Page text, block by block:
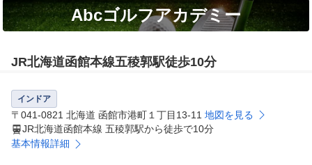
Abcゴルフアカデミー
JR北海道函館本線五稜郭駅徒歩10分
インドア
〒041-0821 北海道 函館市港町１丁目13-11 地図を見る
JR北海道函館本線 五稜郭駅から徒歩で10分
基本情報詳細